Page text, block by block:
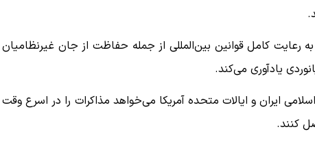
کامل قوانین بین‌المللی از جمله حفاظت از جان غیرنظامیان
یادآوری می‌کند.
ایران و ایالات متحده آمریکا می‌خواهد مذاکرات را در اسرع وقت
کنند.